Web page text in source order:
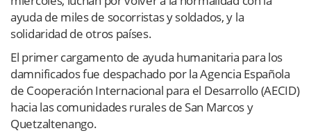
ayuda de miles de socorristas y soldados, y la
solidaridad de otros países.
El primer cargamento de ayuda humanitaria para los
damnificados fue despachado por la Agencia Española
de Cooperación Internacional para el Desarrollo (AECID)
hacia las comunidades rurales de San Marcos y
Quetzaltenango.